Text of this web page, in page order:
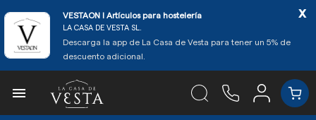
VESTAON l Artículos para hostelería
LA CASA DE VESTA SL.
Descarga la app de La Casa de Vesta para tener un 5% de
descuento adicional.
x
